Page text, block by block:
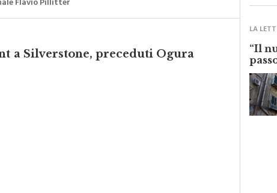
Flavio Pillitter
a Silverstone, preceduti Ogura
“Il